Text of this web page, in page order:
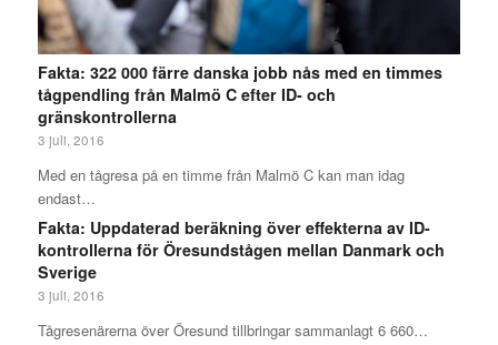
Fakta: 322 000 färre danska jobb nås med en timmes
tågpendling från Malmö C efter ID- och
gränskontrollerna
3 juli, 2016
Med en tågresa på en timme från Malmö C kan man idag
endast…
Fakta: Uppdaterad beräkning över effekterna av ID-
kontrollerna för Öresundstågen mellan Danmark och
Sverige
3 juli, 2016
Tågresenärerna över Öresund tillbringar sammanlagt 6 660…